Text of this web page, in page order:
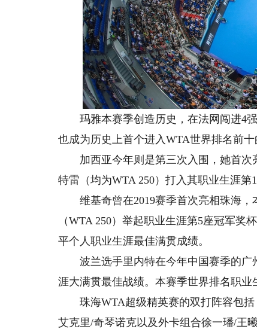
玛雅本赛季创造历史，在法网闯进4强
也成为历史上首个进入WTA世界排名前十
加西亚今年则是第三次入围，她首次
特雷（均为WTA 250）打入其职业生涯第
维基奇曾在2019赛季首次亮相珠海，
（WTA 250）举起职业生涯第5座冠军奖
平个人职业生涯最佳满贯成绩。
波兰选手里内特在今年中国赛季的广
涯大满贯最佳战绩。本赛季世界排名职业
珠海WTA超级精英赛的双打阵容包括
艾克里/奇琴诺克以及外卡组合徐一璠/王